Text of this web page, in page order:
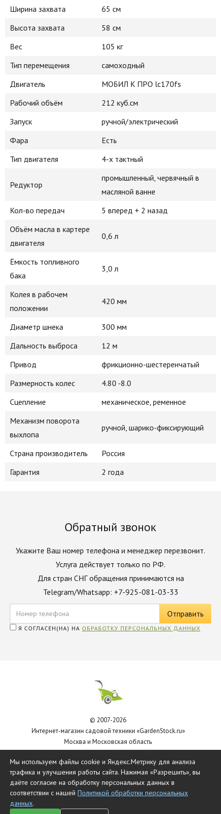
Ширина захвата
65 см
Высота захвата
58 см
Вес
105 кг
Тип перемещения
самоходный
Двигатель
МОБИЛ К ПРО lc170fs
Рабочий объём
212 куб.см
Запуск
ручной/электрический
Фара
Есть
Тип двигателя
4-х тактный
Редуктор
промышленный, червячный в
масляной ванне
Кол-во передач
5 вперед + 2 назад
Объём масла в картере
двигателя
0,6 л
Ёмкость топливного
бака
3,0 л
Колея в рабочем
положении
420 мм
Диаметр шнека
300 мм
Дальность выброса
12 м
Привод
фрикционно-шестеренчатый
Размерность колес
4.80 -8.0
Сцепление
механическое, ременное
Механизм поворота
выхлопа
ручной, шарико-фиксирующий
Страна производитель
Россия
Гарантия
2 года
Обратный звонок
Укажите Ваш номер телефона и менеджер перезвонит.
Услуга действует только по РФ.
Для стран СНГ обращения принимаются на
Telegram/Whatsapp: +7-925-081-03-33
Я СОГЛАСЕН(НА) НА ОБРАБОТКУ ПЕРСОНАЛЬНЫХ ДАННЫХ
© 2007-2026
Интернет-магазин садовой техники «GardenStock.ru»
Москва и Московская область
Мы используем файлы cookie и Яндекс.Метрику для анализа
трафика и улучшения работы сайта. Нажимая «Разрешить», вы
даёте согласие на обработку персональных данных в
соответствии с нашей Политикой обработки персональных
данных.